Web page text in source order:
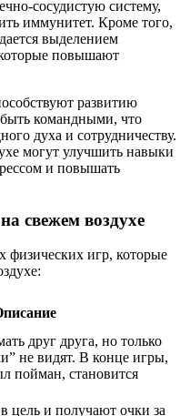
сосудистую систему,
иммунитет. Кроме того,
выделением
повышают
развитию
командными, что
духа и сотрудничеству.
могут улучшить навыки
и повышать
свежем воздухе
физических игр, которые
друг друга, но только
не видят. В конце игры,
пойман, становится
цель и получают очки за